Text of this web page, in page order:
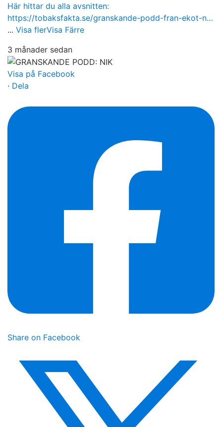
Här hittar du alla avsnitten:
https://tobaksfakta.se/granskande-podd-fran-ekot-n…
... Visa flerVisa Färre
3 månader sedan
Visa på Facebook
· Dela
Share on Facebook